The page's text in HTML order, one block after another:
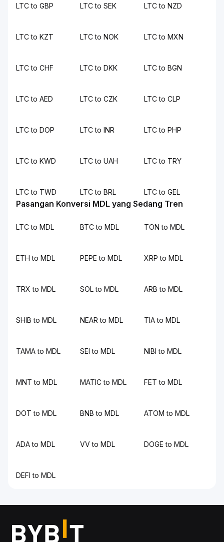
LTC to GBP LTC to SEK LTC to NZD
LTC to KZT LTC to NOK LTC to MXN
LTC to CHF LTC to DKK LTC to BGN
LTC to AED LTC to CZK LTC to CLP
LTC to DOP LTC to INR LTC to PHP
LTC to KWD LTC to UAH LTC to TRY
LTC to TWD LTC to BRL LTC to GEL
Pasangan Konversi MDL yang Sedang Tren
LTC to MDL BTC to MDL TON to MDL
ETH to MDL PEPE to MDL XRP to MDL
TRX to MDL SOL to MDL ARB to MDL
SHIB to MDL NEAR to MDL TIA to MDL
TAMA to MDL SEI to MDL NIBI to MDL
MNT to MDL MATIC to MDL FET to MDL
DOT to MDL BNB to MDL ATOM to MDL
ADA to MDL VV to MDL DOGE to MDL
DEFI to MDL